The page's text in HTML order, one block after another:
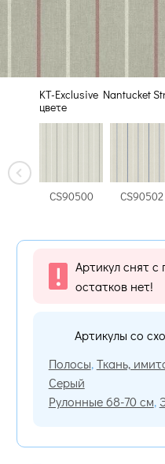
KT-Exclusive Nantucket
цвете
CS90500 CS90502
Артикул снят с
остатков нет!
Артикулы со
Полосы,Ткань,
Серый
Рулонные 68-70 см,